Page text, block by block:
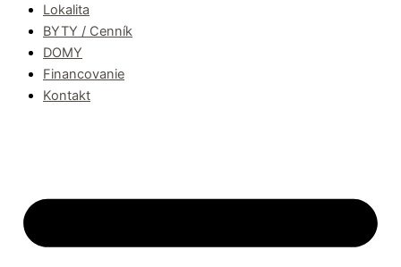
Lokalita
BYTY / Cenník
DOMY
Financovanie
Kontakt